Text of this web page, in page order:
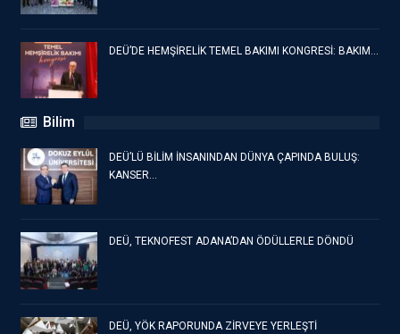
DEÜ’DE HEMŞİRELİK TEMEL BAKIMI KONGRESİ: BAKIM…
Bilim
DEÜ’LÜ BİLİM İNSANINDAN DÜNYA ÇAPINDA BULUŞ:
KANSER…
DEÜ, TEKNOFEST ADANA’DAN ÖDÜLLERLE DÖNDÜ
DEÜ, YÖK RAPORUNDA ZİRVEYE YERLEŞTİ